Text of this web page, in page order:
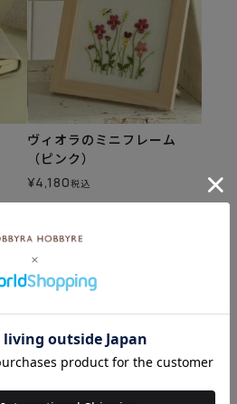
ヴィオラのミニフレーム
（ピンク）
¥4,180税込